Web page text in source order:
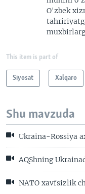
O'zbek
This item is part of
Siyosat Xalqaro
Shu mavzuda
Ukraina-Rossiya
AQShning
NATO xavfsizlik